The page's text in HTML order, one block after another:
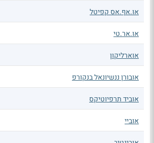
או.אף.אס קפיטל
או.אר.טי
אוארליקון
אובורן ננשיונאל בנקורפ
אוביד תרפיוטיקס
אוביי